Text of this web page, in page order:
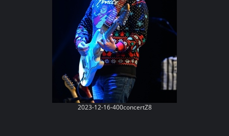
2023-12-16-400concertZ8